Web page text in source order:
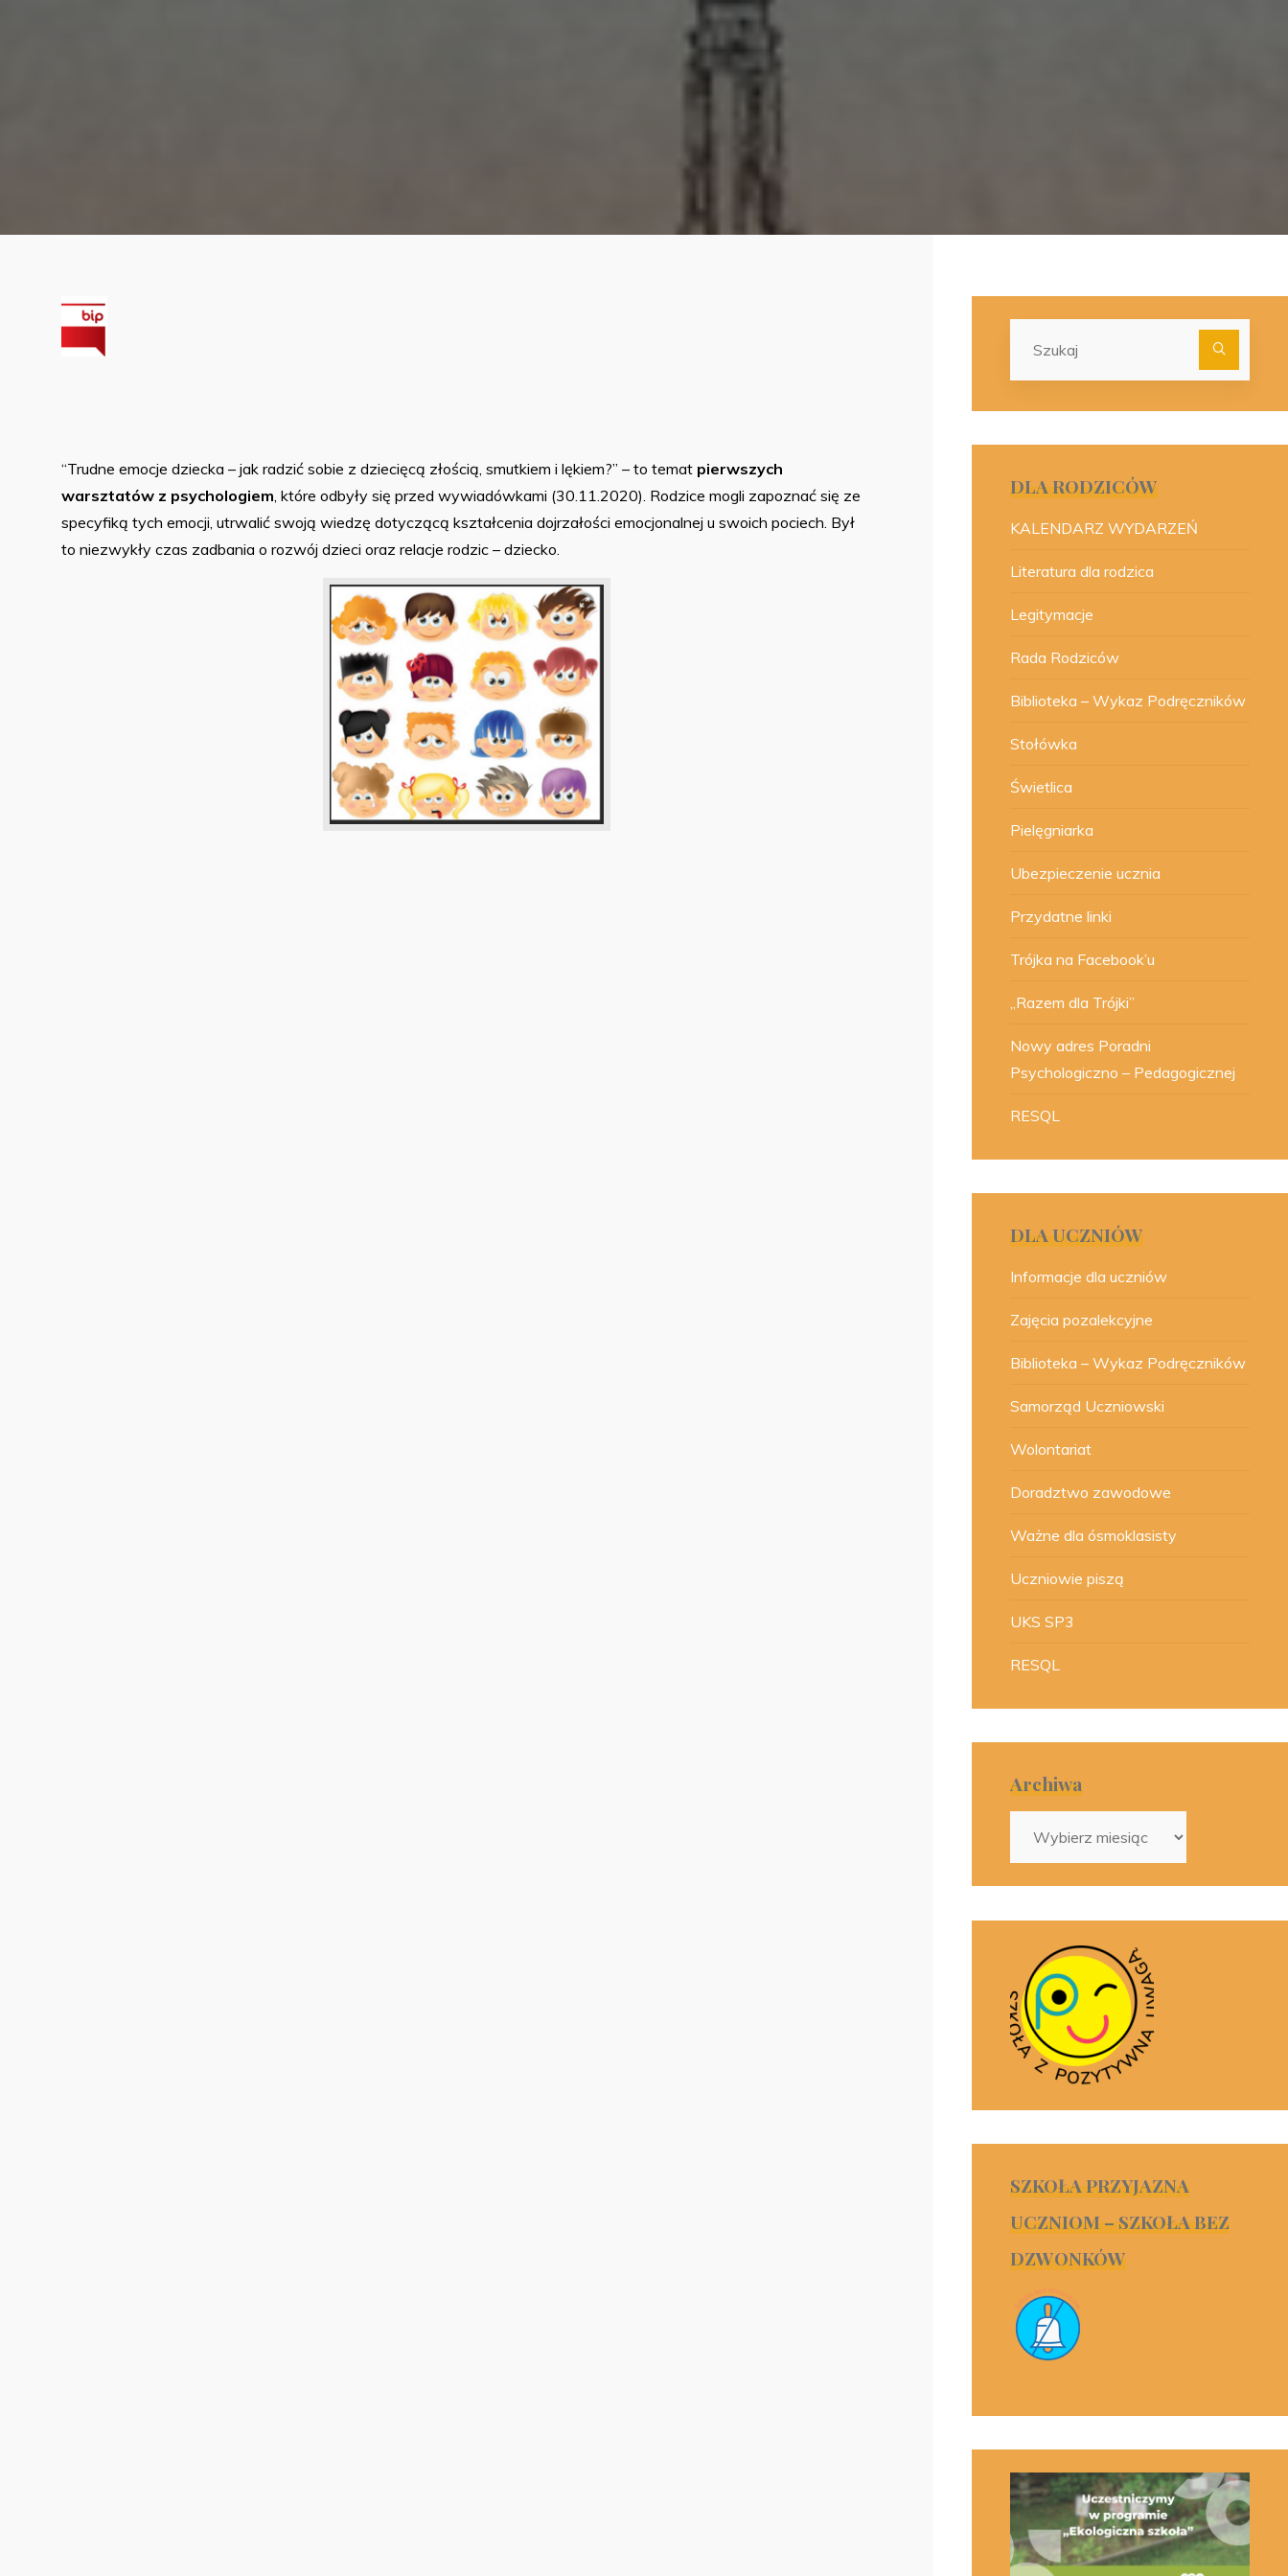
“Trudne emocje dziecka – jak radzić sobie z dziecięcą złością, smutkiem i lękiem?” – to temat pierwszych
warsztatów z psychologiem , które odbyły się przed wywiadówkami (30.11.2020). Rodzice mogli zapoznać się ze
specyfiką tych emocji, utrwalić swoją wiedzę dotyczącą kształcenia dojrzałości emocjonalnej u swoich pociech. Był
to niezwykły czas zadbania o rozwój dzieci oraz relacje rodzic – dziecko.
DLA RODZICÓW
KALENDARZ WYDARZEŃ
Literatura dla rodzica
Legitymacje
Rada Rodziców
Biblioteka – Wykaz Podręczników
Stołówka
Świetlica
Pielęgniarka
Ubezpieczenie ucznia
Przydatne linki
Trójka na Facebook’u
„Razem dla Trójki”
Nowy adres Poradni
Psychologiczno – Pedagogicznej
RESQL
DLA UCZNIÓW
Informacje dla uczniów
Zajęcia pozalekcyjne
Biblioteka – Wykaz Podręczników
Samorząd Uczniowski
Wolontariat
Doradztwo zawodowe
Ważne dla ósmoklasisty
Uczniowie piszą
UKS SP3
RESQL
Archiwa
SZKOŁA PRZYJAZNA
UCZNIOM – SZKOŁA BEZ
DZWONKÓW